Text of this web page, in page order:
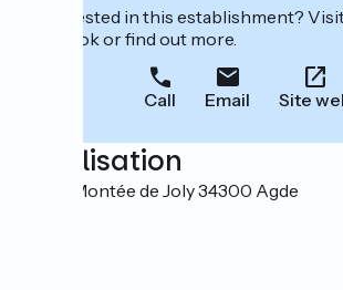
Interested in this establishment?
to book or find out more.
Call Email Site
Localisation
32 rue Montée de Joly 34300 Agde